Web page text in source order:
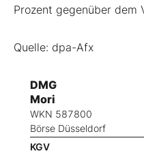
Prozent gegenüber dem
Quelle: dpa-Afx
DMG
Mori
WKN 587800
Börse Düsseldorf
KGV